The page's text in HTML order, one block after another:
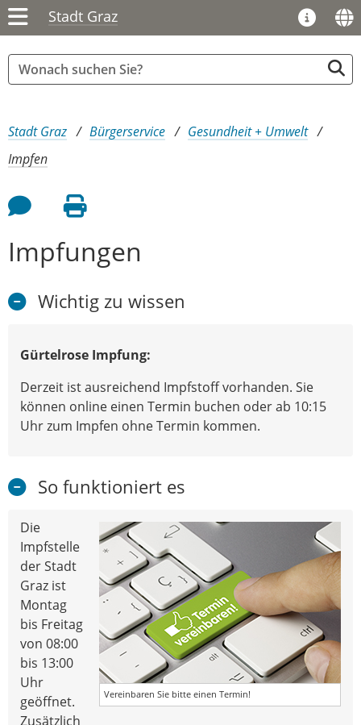
Stadt Graz
Sie sind hier:
Stadt Graz Bürgerservice
Gesundheit + Umwelt
Impfen
Feedback an Autor
Seite drucken
Impfungen
Wichtig zu wissen
Gürtelrose Impfung:
Derzeit ist ausreichend Impfstoff vorhanden. Sie
können online einen Termin buchen oder ab 10:15
Uhr zum Impfen ohne Termin kommen.
So funktioniert es
Vereinbaren Sie bitte einen Termin!
Die
Impfstelle
der Stadt
Graz ist
Montag
bis Freitag
von 08:00
bis 13:00
Uhr
geöffnet.
Zusätzlich